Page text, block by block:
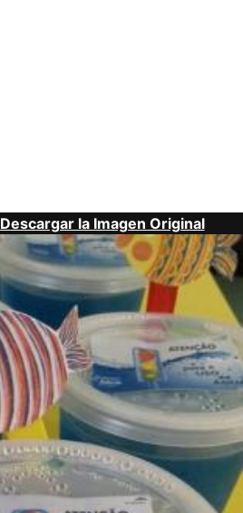
Descargar la Imagen Original